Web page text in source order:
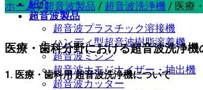
紹介
超音波製品
超音波プラスチック溶接機
ハンディ型超音波樹脂溶着機
超音波ミシン
超音波ホモジナイザー・抽出機
超音波カッター
ホーム / 超音波製品 / 超音波洗浄機 / 医療
医療・歯科分野における超音波洗浄機
1. 医療・歯科用 超音波洗浄機について